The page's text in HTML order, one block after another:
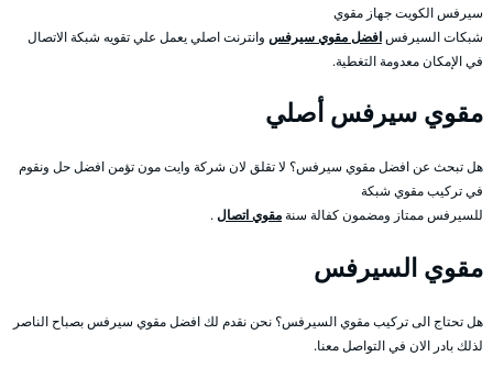
سيرفس الكويت جهاز مقوي
شبكات السيرفسافضل مقوي سيرفس وانترنت اصلي يعمل علي تقويه شبكة الاتصال
في الإمكان معدومة التغطية.
مقوي سيرفس أصلي
هل تبحث عن افضل مقوي سيرفس؟ لا تقلق لان شركة وايت مون تؤمن افضل حل ونقوم
في تركيب مقوي شبكة
للسيرفس ممتاز ومضمون كفالة سنةمقوي اتصال.
مقوي السيرفس
هل تحتاج الى تركيب مقوي السيرفس؟ نحن نقدم لك افضل مقوي سيرفس بصباح الناصر
لذلك بادر الان في التواصل معنا.